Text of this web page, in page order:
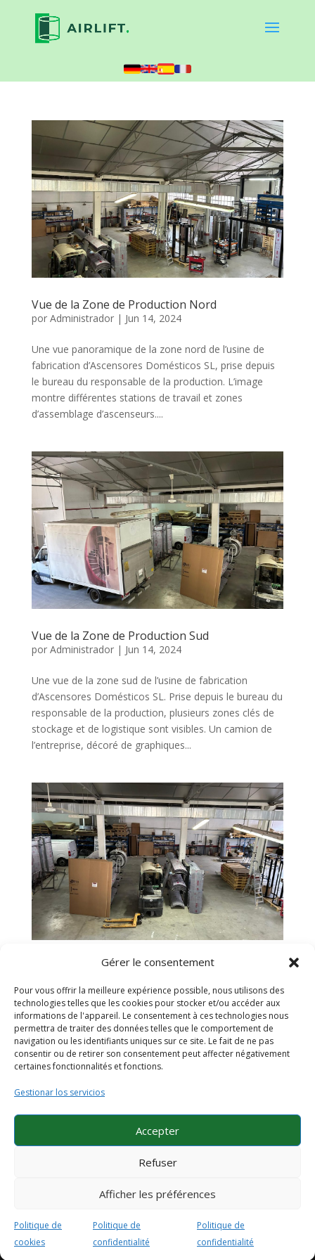
Gérer le consentement
Pour vous offrir la meilleure expérience possible, nous utilisons des
technologies telles que les cookies pour stocker et/ou accéder aux
informations de l'appareil. Le consentement à ces technologies nous
permettra de traiter des données telles que le comportement de
navigation ou les identifiants uniques sur ce site. Le fait de ne pas
consentir ou de retirer son consentement peut affecter négativement
certaines fonctionnalités et fonctions.
Gestionar los servicios
Accepter
Refuser
Afficher les préférences
Politique de
cookies
Politique de
confidentialité
Politique de
confidentialité
Vue de la Zone de Production Nord
por Administrador| Jun 14, 2024
Une vue panoramique de la zone nord de l’usine de
fabrication d’Ascensores Domésticos SL, prise depuis
le bureau du responsable de la production. L’image
montre différentes stations de travail et zones
d’assemblage d’ascenseurs....
Vue de la Zone de Production Sud
por Administrador| Jun 14, 2024
Une vue de la zone sud de l’usine de fabrication
d’Ascensores Domésticos SL. Prise depuis le bureau du
responsable de la production, plusieurs zones clés de
stockage et de logistique sont visibles. Un camion de
l’entreprise, décoré de graphiques...
Vue de la Zone de Production Centrale
Une vue panoramique de la zone centrale de l’usine de
production, prise depuis le bureau du responsable de la
production d’Ascensores Domésticos SL. L’image
montre un vaste espace de travail où les composants
Politique de confidentialité
Politique de qualité
Avantages Airlift
@ copyright 2020 Ascensores Domésticos, S.L.